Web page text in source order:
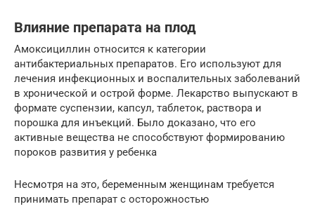
Влияние препарата на плод
Амоксициллин относится к категории
антибактериальных препаратов. Его используют для
лечения инфекционных и воспалительных заболеваний
в хронической и острой форме. Лекарство выпускают в
формате суспензии, капсул, таблеток, раствора и
порошка для инъекций. Было доказано, что его
активные вещества не способствуют формированию
пороков развития у ребенка
Несмотря на это, беременным женщинам требуется
принимать препарат с осторожностью